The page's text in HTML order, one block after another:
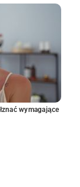
wymagające